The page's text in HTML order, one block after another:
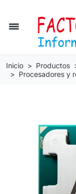
dehaze
Inicio Productos
Procesadores y